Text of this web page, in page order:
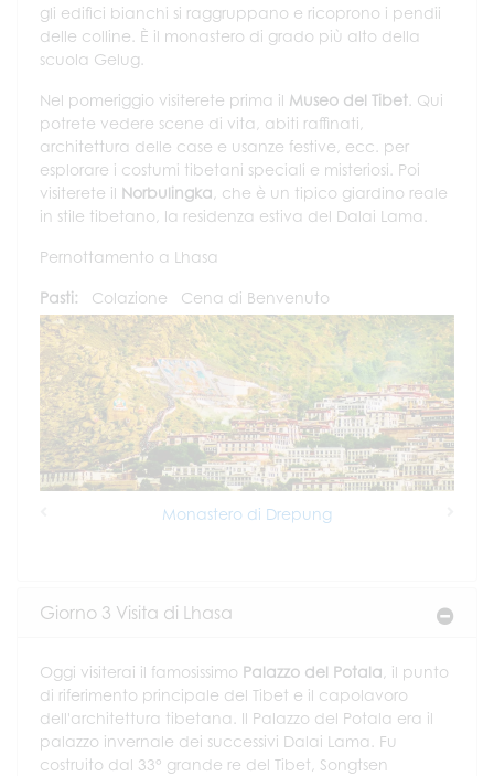
gli edifici bianchi si raggruppano e ricoprono i pendii
delle colline. È il monastero di grado più alto della
scuola Gelug.
Nel pomeriggio visiterete prima il Museo del Tibet . Qui
potrete vedere scene di vita, abiti raffinati,
architettura delle case e usanze festive, ecc. per
esplorare i costumi tibetani speciali e misteriosi. Poi
visiterete il Norbulingka, che è un tipico giardino reale
in stile tibetano, la residenza estiva del Dalai Lama.
Pernottamento a Lhasa
Pasti: Colazione Cena di Benvenuto
Monastero di Drepung
Giorno 3 Visita di Lhasa
Oggi visiterai il famosissimo Palazzo del Potala, il punto
di riferimento principale del Tibet e il capolavoro
dell'architettura tibetana. Il Palazzo del Potala era il
palazzo invernale dei successivi Dalai Lama. Fu
costruito dal 33° grande re del Tibet, Songtsen